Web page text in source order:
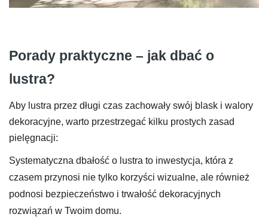
Porady praktyczne – jak dbać o
lustra?
Aby lustra przez długi czas zachowały swój blask i walory
dekoracyjne, warto przestrzegać kilku prostych zasad
pielęgnacji:
Systematyczna dbałość o lustra to inwestycja, która z
czasem przynosi nie tylko korzyści wizualne, ale również
podnosi bezpieczeństwo i trwałość dekoracyjnych
rozwiązań w Twoim domu.